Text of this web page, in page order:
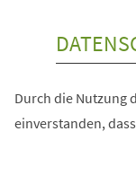
Durch die Nutzung
einverstanden,